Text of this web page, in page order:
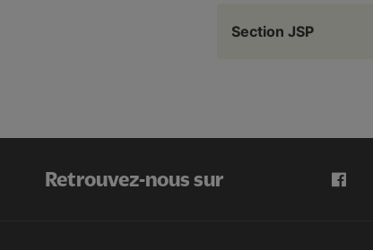
Section JSP
Retrouvez-nous sur